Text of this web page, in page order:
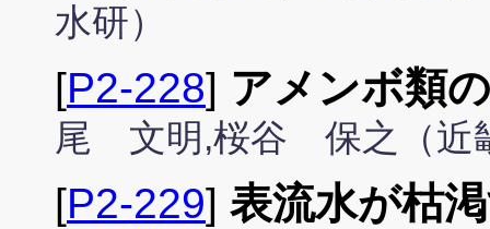
水研）
[P2-228] アメンボ類
尾 文明,桜谷 保之（近
[P2-229] 表流水が枯